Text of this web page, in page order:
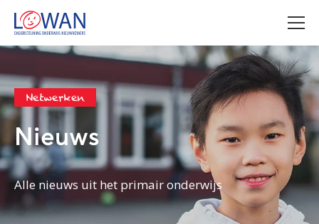
Netwerken
Nieuws
Alle nieuws uit het primair onderwijs